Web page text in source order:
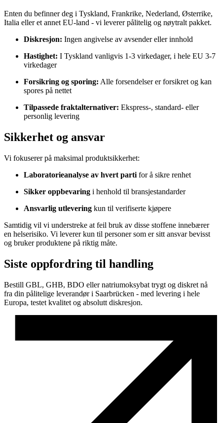
Enten du befinner deg i Tyskland, Frankrike, Nederland, Østerrike,
Italia eller et annet EU-land - vi leverer pålitelig og nøytralt pakket.
Diskresjon: Ingen angivelse av avsender eller innhold
Hastighet: I Tyskland vanligvis 1-3 virkedager, i hele EU 3-7
virkedager
Forsikring og sporing: Alle forsendelser er forsikret og kan
spores på nettet
Tilpassede fraktalternativer: Ekspress-, standard- eller
personlig levering
Sikkerhet og ansvar
Vi fokuserer på maksimal produktsikkerhet:
Laboratorieanalyse av hvert parti for å sikre renhet
Sikker oppbevaring i henhold til bransjestandarder
Ansvarlig utlevering kun til verifiserte kjøpere
Samtidig vil vi understreke at feil bruk av disse stoffene innebærer
en helserisiko. Vi leverer kun til personer som er sitt ansvar bevisst
og bruker produktene på riktig måte.
Siste oppfordring til handling
Bestill GBL, GHB, BDO eller natriumoksybat trygt og diskret nå
fra din pålitelige leverandør i Saarbrücken - med levering i hele
Europa, testet kvalitet og absolutt diskresjon.